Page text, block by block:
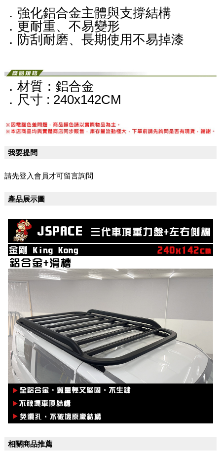
．強化鋁合金主體與支撐結構
．更耐重、不易變形
．防刮耐磨、長期使用不易掉漆
．材質：鋁合金
．尺寸 : 240x142CM
我要提問
請先登入會員才可留言詢問
產品展示圖
相關商品推薦